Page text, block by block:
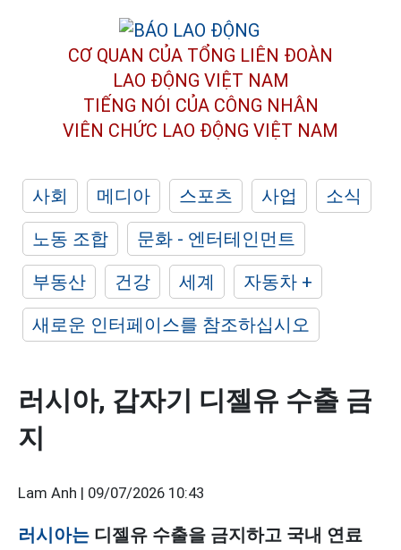
CƠ QUAN CỦA TỔNG LIÊN ĐOÀN
LAO ĐỘNG VIỆT NAM
TIẾNG NÓI CỦA CÔNG NHÂN
VIÊN CHỨC LAO ĐỘNG VIỆT NAM
사회 메디아 스포츠 사업
소식
노동 조합
문화 - 엔터테인먼트
부동산
건강 세계
자동차 +
새로운 인터페이스를 참조하십시오
러시아, 갑자기 디젤유 수출 금
지
Lam Anh | 09/07/2026 10:43
러시아는 디젤유 수출을 금지하고 국내 연료